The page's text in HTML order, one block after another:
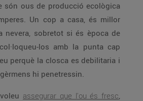
són ous de producció ecològica
Un cop a casa, és millor
nevera, sobretot si és època de
los amb la punta cap
perquè la closca es debilitaria i
hi penetressin.
assegurar que l'ou és fresc,